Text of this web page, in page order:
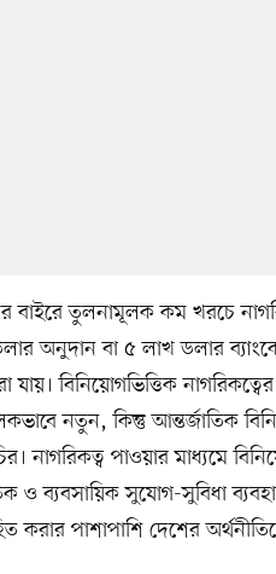
বাইরে তুলনামূলক কম খরচে
অনুদান বা ৫ লাখ ডলার
বিনিয়োগভিত্তিক
নতুন, কিন্তু আন্তর্জাতিক
নাগরিকত্ব পাওয়ার মাধ্যমে
ও ব্যবসায়িক সুযোগ-সুবিধা
করার পাশাপাশি দেশের